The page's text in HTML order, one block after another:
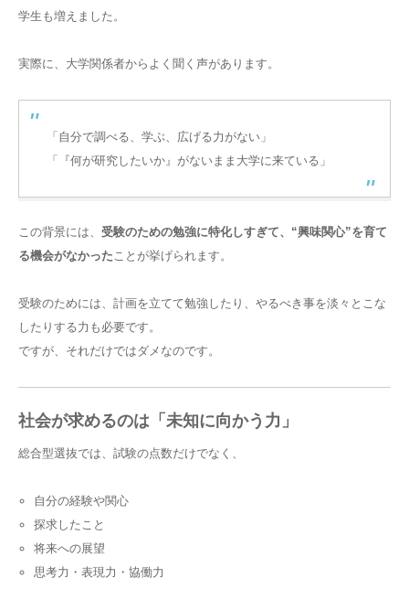
学生も増えました。
実際に、大学関係者からよく聞く声があります。
「自分で調べる、学ぶ、広げる力がない」
「『何が研究したいか』がないまま大学に来ている」
この背景には、 受験のための勉強に特化しすぎて、“興味関心”を育て
る機会がなかった ことが挙げられます。
受験のためには、計画を立てて勉強したり、やるべき事を淡々とこな
したりする力も必要です。
ですが、それだけではダメなのです。
社会が求めるのは「未知に向かう力」
総合型選抜では、試験の点数だけでなく、
自分の経験や関心
探求したこと
将来への展望
思考力・表現力・協働力